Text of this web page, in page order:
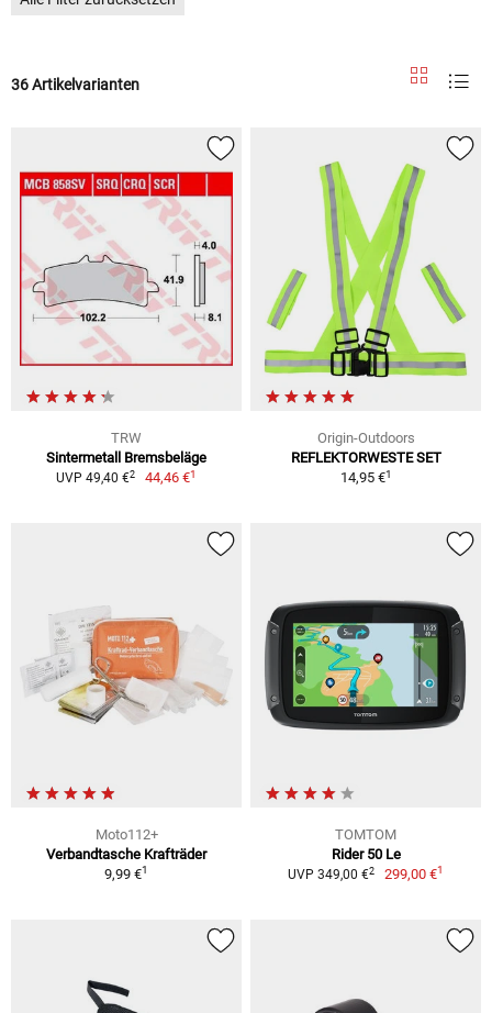
36 Artikelvarianten
TRW
Sintermetall Bremsbeläge
UVP 49,40 €2 44,46 €1
Origin-Outdoors
REFLEKTORWESTE SET
14,95 €1
Moto112+
Verbandtasche Krafträder
9,99 €1
TOMTOM
Rider 50 Le
UVP 349,00 €2 299,00 €1